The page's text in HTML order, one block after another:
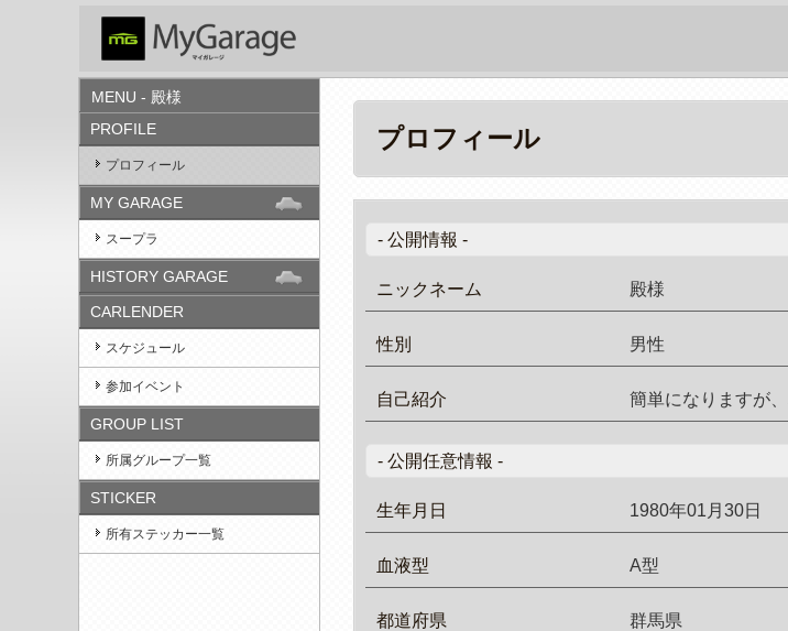
MENU - 殿様
PROFILE
プロフィール
MY GARAGE
スープラ
HISTORY GARAGE
CARLENDER
スケジュール
参加イベント
GROUP LIST
所属グループ一覧
STICKER
所有ステッカー一覧
プロフィール
- 公開情報 -
ニックネーム 殿様
性別 男性
自己紹介 簡単になりますが
- 公開任意情報 -
生年月日 1980年01月30日
血液型 A型
都道府県 群馬県